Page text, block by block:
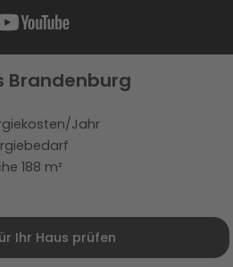
Brandenburg
Jahr
188 m²
Ihr Haus prüfen